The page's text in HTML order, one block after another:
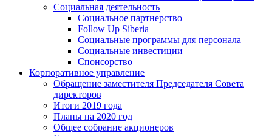
Социальная деятельность
Социальное партнерство
Follow Up Siberia
Социальные программы для персонала
Социальные инвестиции
Спонсорство
Корпоративное управление
Обращение заместителя Председателя Совета
директоров
Итоги 2019 года
Планы на 2020 год
Общее собрание акционеров